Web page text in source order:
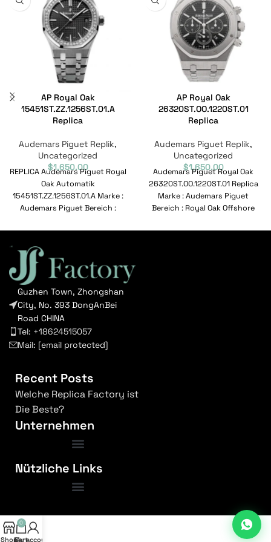
AP Royal Oak
15451ST.ZZ.1256ST.01.A
Replica
Audemars Piguet Replik,
Uncategorized
$1,650.00
REPLICA Audemars Piguet Royal
Oak Automatik
15451ST.ZZ.1256ST.01.A Marke :
Audemars Piguet Bereich :
15451ST.ZZ.1256ST.01.A
Referenznummer :
AP Royal Oak
26320ST.OO.1220ST.01
Replica
Audemars Piguet Replik,
Uncategorized
$1,650.00
Audemars Piguet Royal Oak
26320ST.OO.1220ST.01 Replica
Marke : Audemars Piguet
Bereich : Royal Oak Offshore
Referenznummer :
Guzhen Town, Zhongshan
City, No. 393 DongAnBei
Road CHINA
Tel: +18624515057
Mail: [email protected]
Recent Posts
Welche Replica Factory ist
Die Beste?
Unternehmen
Nützliche Links
Shop
0
Cart
My account